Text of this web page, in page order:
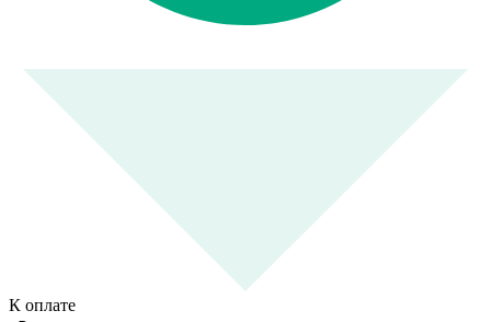
К оплате